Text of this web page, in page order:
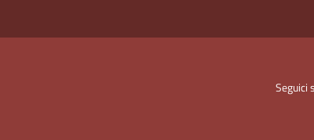
Seguici